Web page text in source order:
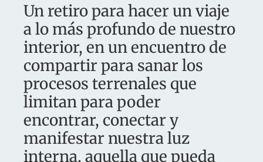
Un retiro para hacer un viaje
a lo más profundo de nuestro
interior, en un encuentro de
compartir para sanar los
procesos terrenales que
limitan para poder
encontrar, conectar y
manifestar nuestra luz
interna, aquella que pueda